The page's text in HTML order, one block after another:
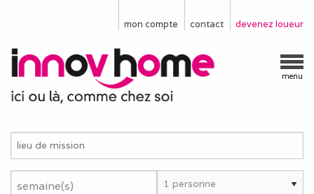
devenez loueur
contact
mon compte
menu
semaine(s)